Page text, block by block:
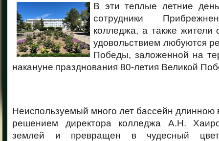
В эти теплые летние
сотрудники
колледжа, а также жители
удовольствием любуются
Победы, заложенной на
накануне празднования 80-летия Великой
Неиспользуемый много лет бассейн длинною
решением директора колледжа А.Н.
землей и превращен в чудесный